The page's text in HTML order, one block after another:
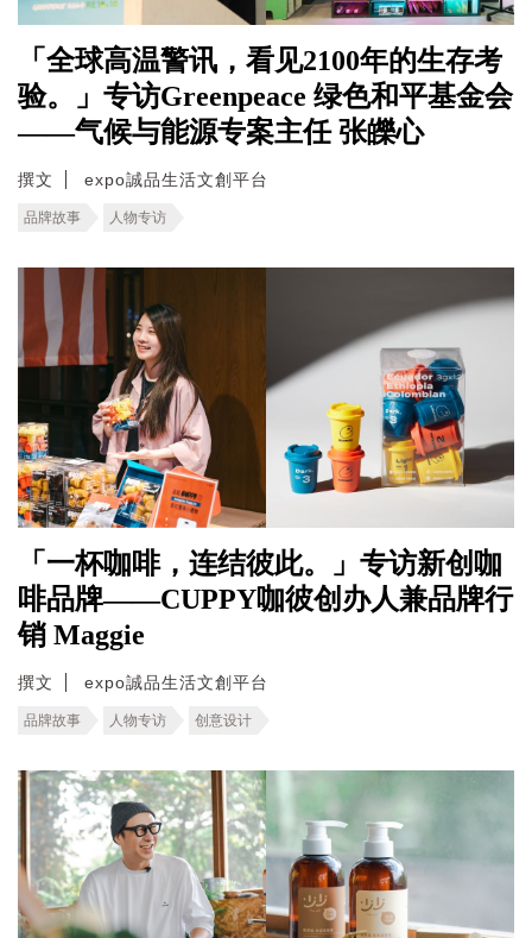
「全球高温警讯，看见2100年的生存考
验。」专访Greenpeace 绿色和平基金会
——气候与能源专案主任 张皪心
撰文 expo誠品生活文創平台
品牌故事 人物专访
「一杯咖啡，连结彼此。」专访新创咖
啡品牌——CUPPY咖彼创办人兼品牌行
销 Maggie
撰文 expo誠品生活文創平台
品牌故事 人物专访 创意设计